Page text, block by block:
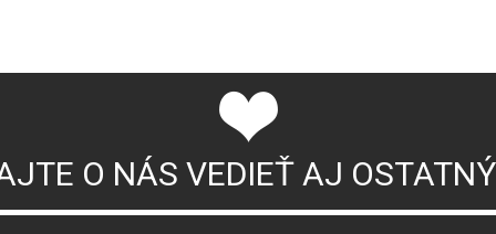
O NÁS VEDIEŤ AJ